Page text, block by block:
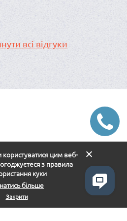
всі відгуки
цим веб-
з правила
куки
більше
Закрити